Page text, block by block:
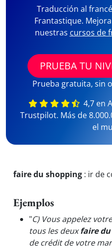
Traducción al
Frantastique.
nuestras cursos de
PRUEBA TU
Prueba gratuita, sin
4,7 en
Trustpilot. Más de
el
faire du shopping : ir de
Ejemplos
"C) Vous appelez
tous les deuxfaire
de crédit de votre